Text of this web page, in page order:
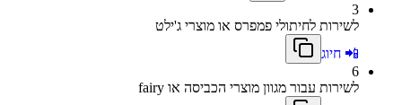
3
לשירות לחיתולי פמפרס או מוצרי ג'ילט
📲 חיוג
6
לשירות עבור מגוון מוצרי הכביסה או fairy